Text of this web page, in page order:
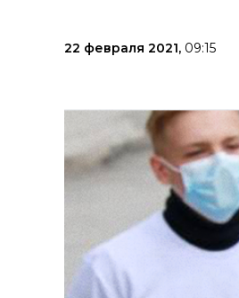
22 февраля 2021, 09:15